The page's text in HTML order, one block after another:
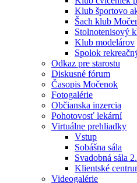
Klub športovo
Šach klub
Stolnotenisový
Klub modelárov
Spolok
Odkaz pre starostu
Diskusné fórum
Časopis Močenok
Fotogalérie
Občianska inzercia
Pohotovosť lekární
Virtuálne prehliadky
Vstup
Sobášna sála
Svadobná sála
Klientské
Videogalérie